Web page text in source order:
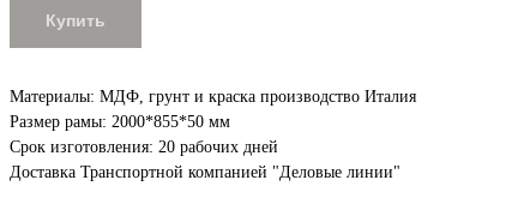
Купить
Материалы: МДФ, грунт и краска производство Италия
Размер рамы: 2000*855*50 мм
Срок изготовления: 20 рабочих дней
Доставка Транспортной компанией "Деловые линии"